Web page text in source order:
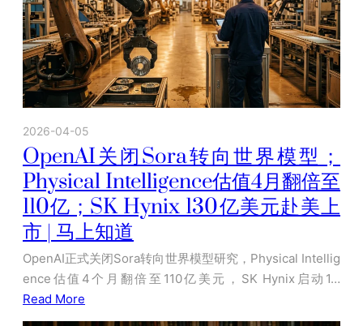
2026-04-05
OpenAI关闭Sora转向世界模型；
Physical Intelligence估值4月翻倍至
110亿；SK Hynix 130亿美元赴美上
市 | 马上知道
OpenAI正式关闭Sora转向世界模型研究，Physical Intellig
ence估值4个月翻倍至110亿美元，SK Hynix启动1…
Read More